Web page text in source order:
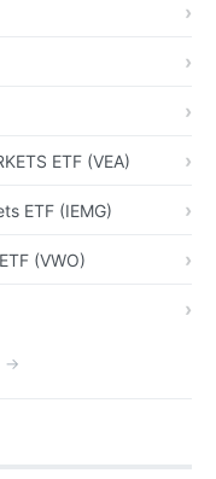
ETF (VEA)
ETF (IEMG)
(VWO)
→